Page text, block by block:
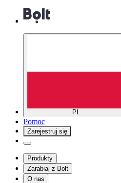
PL
Pomoc
Zarejestruj się
Produkty
Zarabiaj z Bolt
O nas